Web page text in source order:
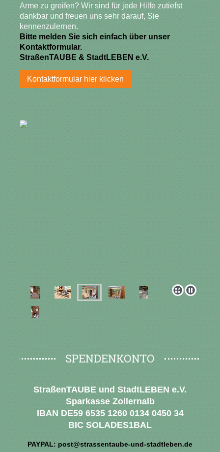
Arme zu greifen? Wir sind für jede Hilfe zutiefst
dankbar und freuen uns sehr darauf, Sie
kennenzulernen.
Bitte melden Sie sich einfach über unser
Kontaktformular.
StraßenTAUBE & StadtLEBEN e.V.
Kontaktformular hier klicken
.
SPENDENKONTO
StraßenTAUBE und StadtLEBEN e.V.
Sparkasse Zollernalb
IBAN DE59 6535 1260 0134 0450 34
BIC SOLADES1BAL
PAYPAL: post@strassentaube-und-stadtleben.de